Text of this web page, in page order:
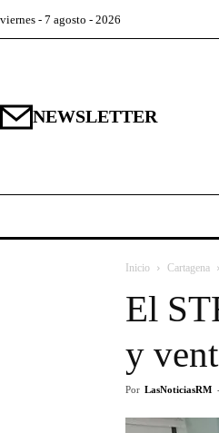
viernes - 7 agosto - 2026
NEWSLETTER
Inicio Cartagena
El
y
Por LasNoticiasRM